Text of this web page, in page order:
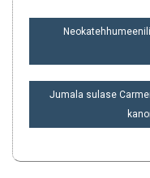
Jumala sulase